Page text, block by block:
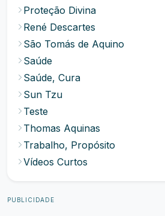
Proteção Divina
René Descartes
São Tomás de Aquino
Saúde
Saúde, Cura
Sun Tzu
Teste
Thomas Aquinas
Trabalho, Propósito
Vídeos Curtos
PUBLICIDADE